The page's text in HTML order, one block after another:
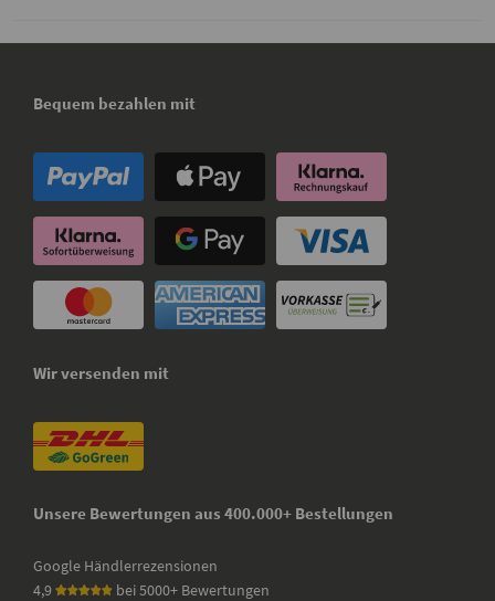
Bequem bezahlen mit
Wir versenden mit
Unsere Bewertungen aus 400.000+ Bestellungen
Google Händlerrezensionen
4,9
bei 5000+ Bewertungen